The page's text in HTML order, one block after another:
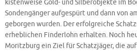
kistenweise Gold- und Silberobjekte im
Sondengänger aufgespürt und dann von
geborgen wurden. Der erfolgreiche
erheblichen Finderlohn erhalten. Noch
Moritzburg ein Ziel für Schatzjäger, die